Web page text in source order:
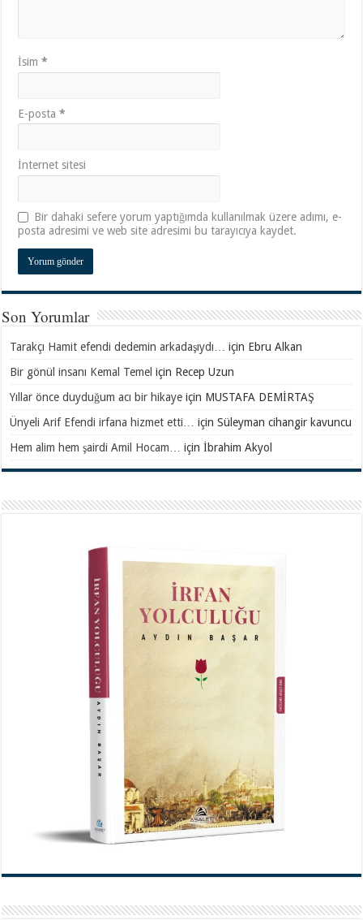
İsim*
E-posta*
İnternet sitesi
Bir dahaki sefere yorum yaptığımda kullanılmak üzere adımı, e-
posta adresimi ve web site adresimi bu tarayıcıya kaydet.
Son Yorumlar
Tarakçı Hamit efendi dedemin arkadaşıydı… için Ebru Alkan
Bir gönül insanı Kemal Temel için Recep Uzun
Yıllar önce duyduğum acı bir hikaye için MUSTAFA DEMİRTAŞ
Ünyeli Arif Efendi irfana hizmet etti…
içinSüleyman cihangir kavuncu
Hem alim hem şairdi Amil Hocam…
içinİbrahim Akyol